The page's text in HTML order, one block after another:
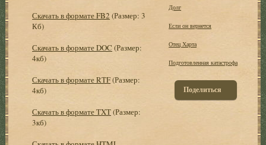
Скачать в формате FB2 (Размер: 3
Кб)
Скачать в формате DOC (Размер:
4кб)
Скачать в формате RTF(Размер:
4кб)
Скачать в формате TXT(Размер:
3кб)
Долг
Если он вернется
Отец Харта
Подготовленная катастрофа
Поделиться